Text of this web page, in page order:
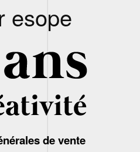
esope
de vente